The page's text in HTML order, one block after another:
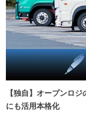
【独自】オープンロ
にも活用本格化